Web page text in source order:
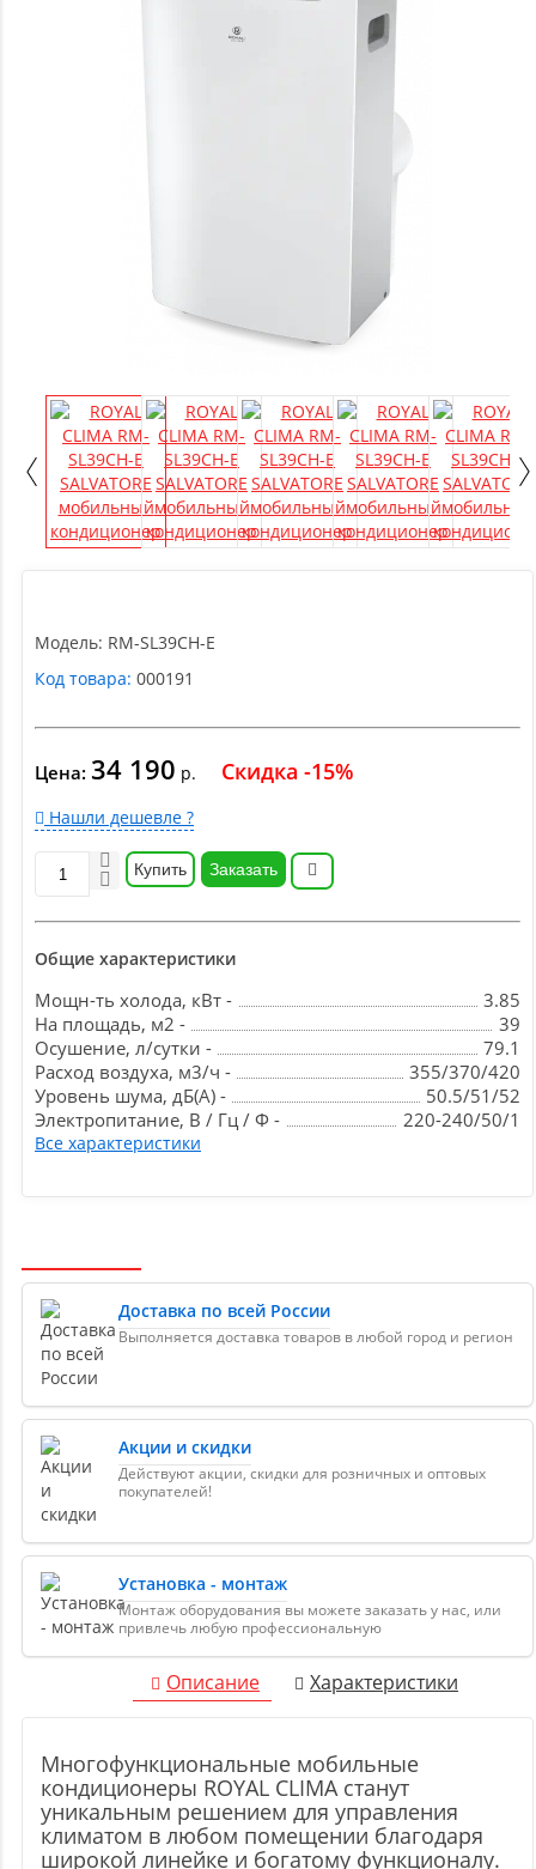
Модель: RM-SL39CH-E
Код товара: 000191
Цена: 34 190 р. Скидка -15%
Нашли дешевле ?
Купить Заказать
Общие характеристики
Мощн-ть холода, кВт -
3.85
На площадь, м2 -
39
Осушение, л/сутки -
79.1
Расход воздуха, м3/ч -
355/370/420
Уровень шума, дБ(А) -
50.5/51/52
Электропитание, В / Гц / Ф -
220-240/50/1
Все характеристики
Доставка по всей России
Выполняется доставка товаров в любой город и регион
Акции и скидки
Действуют акции, скидки для розничных и оптовых
покупателей!
Установка - монтаж
Монтаж оборудования вы можете заказать у нас, или
привлечь любую профессиональную
Описание Характеристики
Многофункциональные мобильные
кондиционеры ROYAL CLIMA станут
уникальным решением для управления
климатом в любом помещении благодаря
широкой линейке и богатому функционалу.